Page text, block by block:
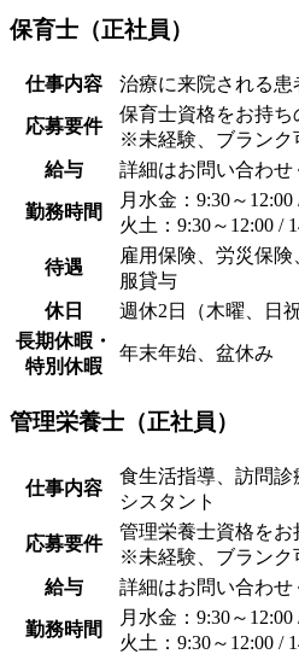
保育士（正社員）
仕事内容 治療に来院される患
応募要件
保育士資格をお持ち
※未経験、ブランク
給与
詳細はお問い合わせ
勤務時間
月水金：9:30～12:00
火土：9:30～12:00 /
待遇
雇用保険、労災保
服貸与
休日
週休2日（木曜、日祝
長期休暇・
特別休暇
年末年始、盆休み
管理栄養士（正社員）
仕事内容
食生活指導、訪問
シスタント
応募要件
管理栄養士資格をお
※未経験、ブランク
給与
詳細はお問い合わせ
勤務時間
月水金：9:30～12:00
火土：9:30～12:00 /